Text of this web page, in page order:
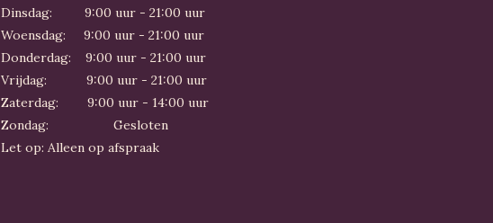
Dinsdag: 9:00 uur - 21:00 uur
Woensdag: 9:00 uur - 21:00 uur
Donderdag: 9:00 uur - 21:00 uur
Vrijdag: 9:00 uur - 21:00 uur
Zaterdag: 9:00 uur - 14:00 uur
Zondag: Gesloten
Let op: Alleen op afspraak